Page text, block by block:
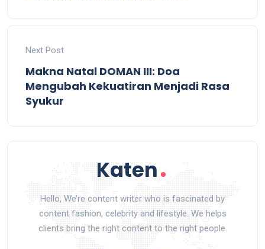
Next Post
Makna Natal DOMAN III: Doa
Mengubah Kekuatiran Menjadi Rasa
Syukur
Hello, We’re content writer who is fascinated by
content fashion, celebrity and lifestyle. We helps
clients bring the right content to the right people.